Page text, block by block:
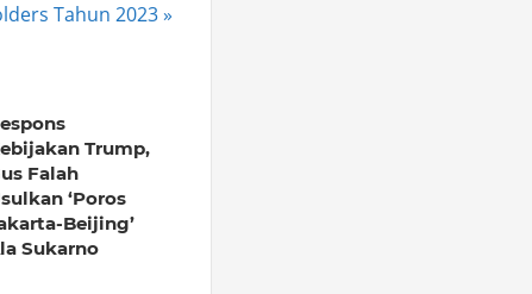
Tahun 2023
Trump,
Falah
‘Poros
Beijing’
Sukarno